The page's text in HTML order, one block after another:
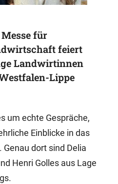
für
feiert
Landwirtinnen
Lippe
um echte Gespräche,
Einblicke in das
dort sind Delia
Henri Golles aus Lage